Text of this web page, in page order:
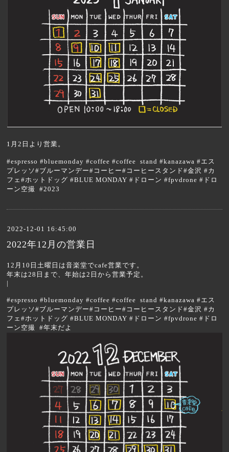
1月2日より営業。
#espresso #bluemonday #coffee #coffee stand #kanazawa #エス
プレッソ#ブルーマンデー#コーヒー#コーヒースタンド#金沢 #カ
フェ#ホットドッグ #BLUE MONDAY #ドローン #fpvdrone #ドロ
ーン空撮 #2023
2022-12-01 16:45:00
2022年12月の営業日
12月10日土曜日は音楽堂でcafe営業です。
年末は28日まで、年始は2日から営業予定。
|
#espresso #bluemonday #coffee #coffee stand #kanazawa #エス
プレッソ#ブルーマンデー#コーヒー#コーヒースタンド#金沢 #カ
フェ#ホットドッグ #BLUE MONDAY #ドローン #fpvdrone #ドロ
ーン空撮 #年末だよ